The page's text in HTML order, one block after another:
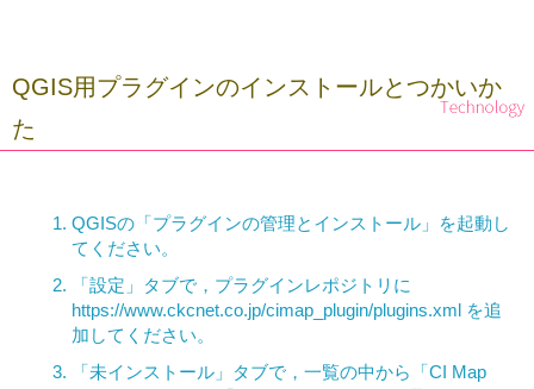
QGIS用プラグインのインストールとつかいか
た
QGISの「プラグインの管理とインストール」を起動し
てください。
「設定」タブで，プラグインレポジトリに
https://www.ckcnet.co.jp/cimap_plugin/plugins.xml を追
加してください。
「未インストール」タブで，一覧の中から「CI Map